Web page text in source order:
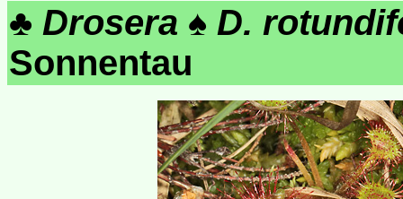
♣ Drosera ♠ D.
Sonnentau